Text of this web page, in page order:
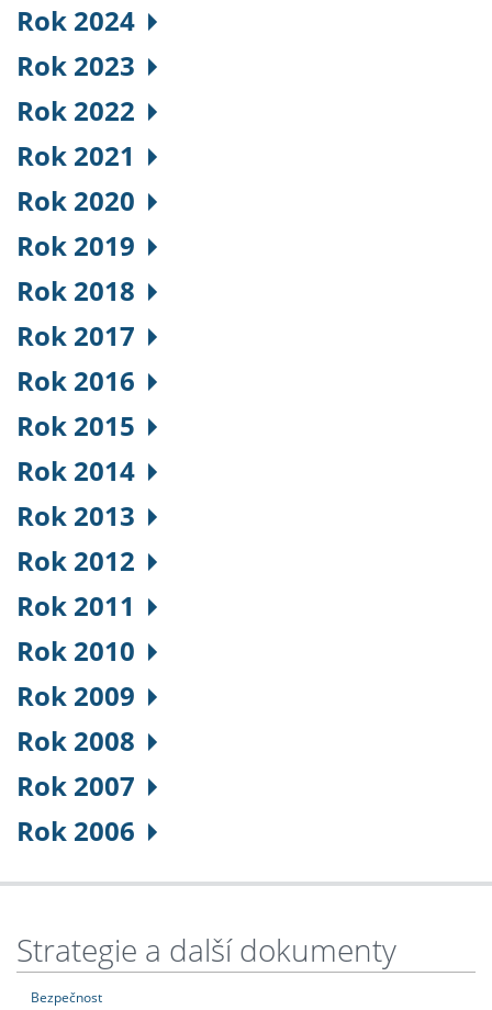
Rok 2024
Rok 2023
Rok 2022
Rok 2021
Rok 2020
Rok 2019
Rok 2018
Rok 2017
Rok 2016
Rok 2015
Rok 2014
Rok 2013
Rok 2012
Rok 2011
Rok 2010
Rok 2009
Rok 2008
Rok 2007
Rok 2006
Strategie a další dokumenty
Bezpečnost